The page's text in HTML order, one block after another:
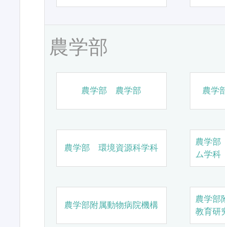
農学部
農学部 農学部 農学
農学部 環境資源科学科
農学
ム学科
農学部附属動物病院機構
農学部
教育研